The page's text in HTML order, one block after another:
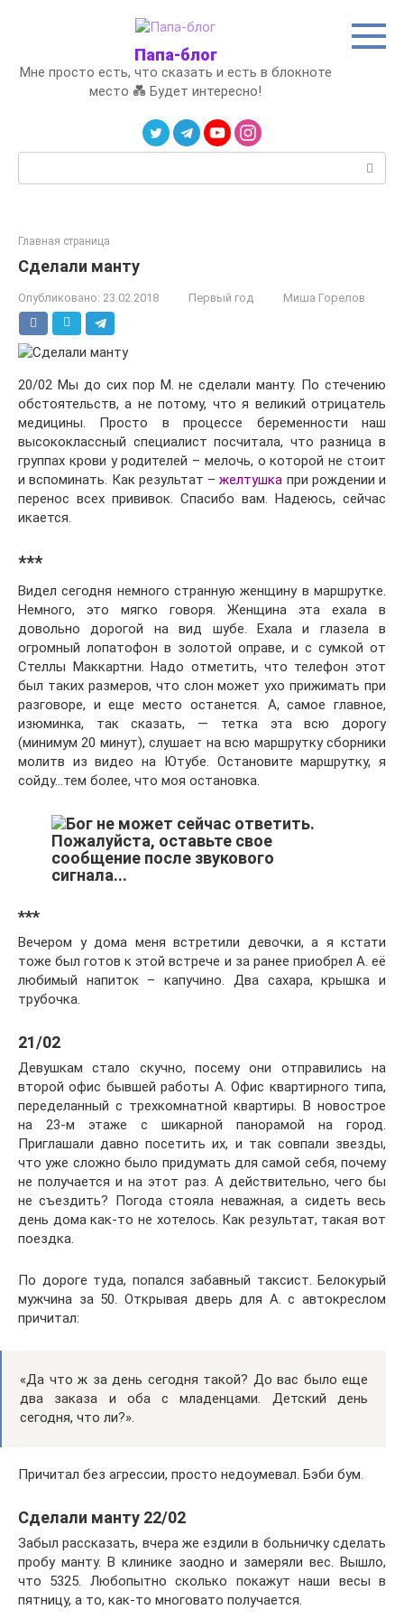
Папа-блог
Мне просто есть, что сказать и есть в блокноте
место 💑 Будет интересно!
Главная страница
Сделали манту
Опубликовано: 23.02.2018 Первый год Миша Горелов
20/02 Мы до сих пор М. не сделали манту. По стечению
обстоятельств, а не потому, что я великий отрицатель
медицины. Просто в процессе беременности наш
высококлассный специалист посчитала, что разница в
группах крови у родителей – мелочь, о которой не стоит
и вспоминать. Как результат –желтушка при рождении и
перенос всех прививок. Спасибо вам. Надеюсь, сейчас
икается.
***
Видел сегодня немного странную женщину в маршрутке.
Немного, это мягко говоря. Женщина эта ехала в
довольно дорогой на вид шубе. Ехала и глазела в
огромный лопатофон в золотой оправе, и с сумкой от
Стеллы Маккартни. Надо отметить, что телефон этот
был таких размеров, что слон может ухо прижимать при
разговоре, и еще место останется. А, самое главное,
изюминка, так сказать, — тетка эта всю дорогу
(минимум 20 минут), слушает на всю маршрутку сборники
молитв из видео на Ютубе. Остановите маршрутку, я
сойду…тем более, что моя остановка.
***
Вечером у дома меня встретили девочки, а я кстати
тоже был готов к этой встрече и за ранее приобрел А. её
любимый напиток – капучино. Два сахара, крышка и
трубочка.
21/02
Девушкам стало скучно, посему они отправились на
второй офис бывшей работы А. Офис квартирного типа,
переделанный с трехкомнатной квартиры. В новострое
на 23-м этаже с шикарной панорамой на город.
Приглашали давно посетить их, и так совпали звезды,
что уже сложно было придумать для самой себя, почему
не получается и на этот раз. А действительно, чего бы
не съездить? Погода стояла неважная, а сидеть весь
день дома как-то не хотелось. Как результат, такая вот
поездка.
По дороге туда, попался забавный таксист. Белокурый
мужчина за 50. Открывая дверь для А. с автокреслом
причитал:
«Да что ж за день сегодня такой? До вас было еще
два заказа и оба с младенцами. Детский день
сегодня, что ли?».
Причитал без агрессии, просто недоумевал. Бэби бум.
Сделали манту 22/02
Забыл рассказать, вчера же ездили в больничку сделать
пробу манту. В клинике заодно и замеряли вес. Вышло,
что 5325. Любопытно сколько покажут наши весы в
пятницу, а то, как-то многовато получается.